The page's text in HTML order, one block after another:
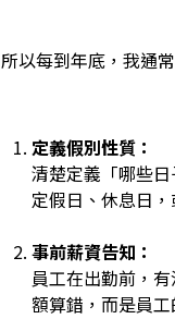
所以每到年底，我通
定義假別性質：
清楚定義「哪些
定假日、休息日
事前薪資告知：
員工在出勤前，
額算錯，而是員